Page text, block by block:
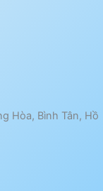
Hòa, Bình Tân, Hồ